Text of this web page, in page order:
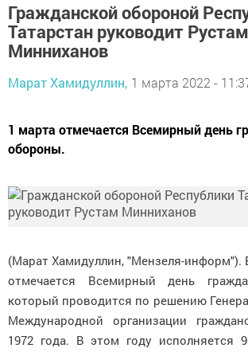
Гражданской обороной
Татарстан руководит Рустам
Минниханов
Марат Хамидуллин, 1 марта 2022 -
1 марта отмечается Всемирный день
обороны.
(Марат Хамидуллин, "Мензеля-информ").
отмечается Всемирный день
который проводится по решению
Международной организации
1972 года. В этом году исполняется